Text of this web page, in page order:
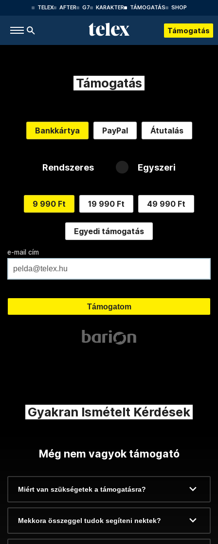
TELEX AFTER G7 KARAKTER TÁMOGATÁS SHOP
Támogatás
Támogatás
Bankkártya PayPal Átutalás
Rendszeres Egyszeri
9 990 Ft 19 990 Ft 49 990 Ft
Egyedi támogatás
e-mail cím
Gyakran Ismételt Kérdések
Még nem vagyok támogató
Miért van szükségetek a támogatásra?
Mekkora összeggel tudok segíteni nektek?